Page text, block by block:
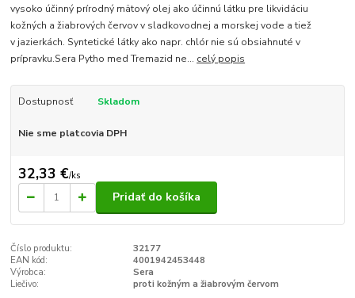
vysoko účinný prírodný mätový olej ako účinnú látku pre likvidáciu
kožných a žiabrových červov v sladkovodnej a morskej vode a tiež
v jazierkách. Syntetické látky ako napr. chlór nie sú obsiahnuté v
prípravku.Sera Pytho med Tremazid ne... celý popis
Dostupnosť Skladom
Nie sme platcovia DPH
32,33 €/ks
Pridať do košíka
Číslo produktu:
32177
EAN kód:
4001942453448
Výrobca:
Sera
Liečivo:
proti kožným a žiabrovým červom